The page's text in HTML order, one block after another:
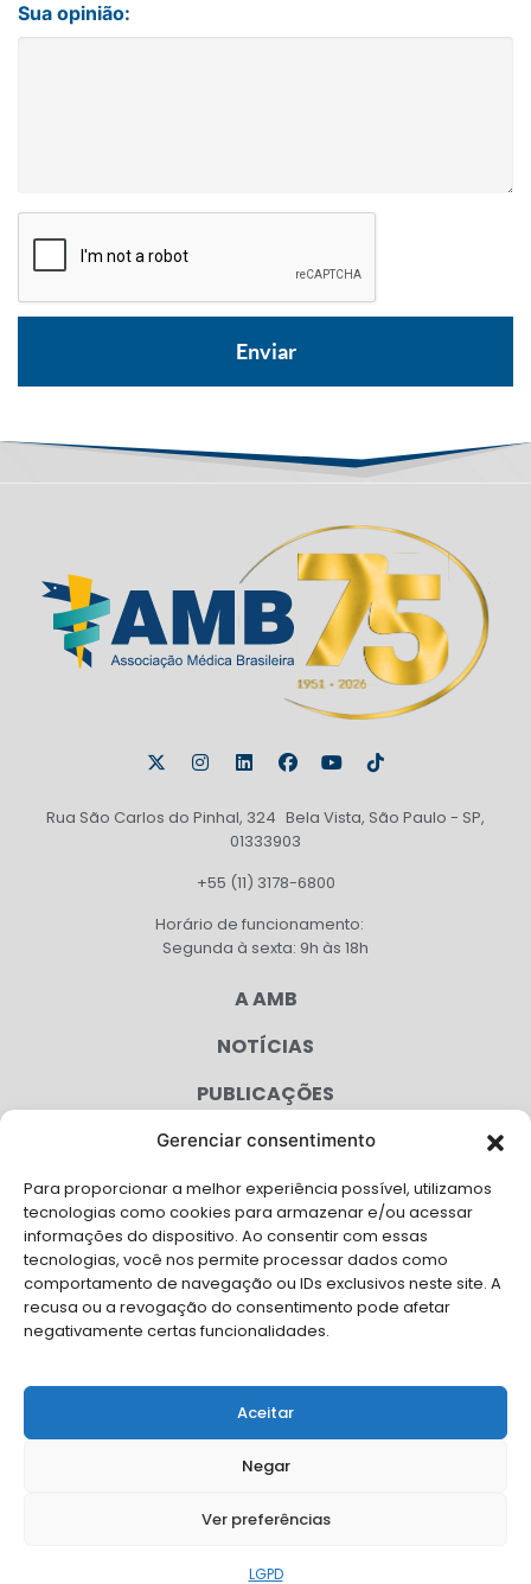
Gerenciar consentimento
Para proporcionar a melhor experiência possível, utilizamos
tecnologias como cookies para armazenar e/ou acessar
informações do dispositivo. Ao consentir com essas
tecnologias, você nos permite processar dados como
comportamento de navegação ou IDs exclusivos neste site. A
recusa ou a revogação do consentimento pode afetar
negativamente certas funcionalidades.
Aceitar
Negar
Ver preferências
LGPD
Sua opinião:
Rua São Carlos do Pinhal, 324 Bela Vista, São Paulo - SP,
01333903
+55 (11) 3178-6800
Horário de funcionamento:
Segunda à sexta: 9h às 18h
A AMB
NOTÍCIAS
PUBLICAÇÕES
CONGRESSO
AGENDA
CAMPANHAS
SERVIÇOS
FILIADAS
FALE CONOSCO
Solicite Apoio Institucional da AMB para o seu evento